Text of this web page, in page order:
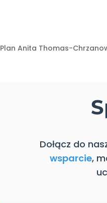
Plan Anita Thomas-
Dołącz do
wsparcie,